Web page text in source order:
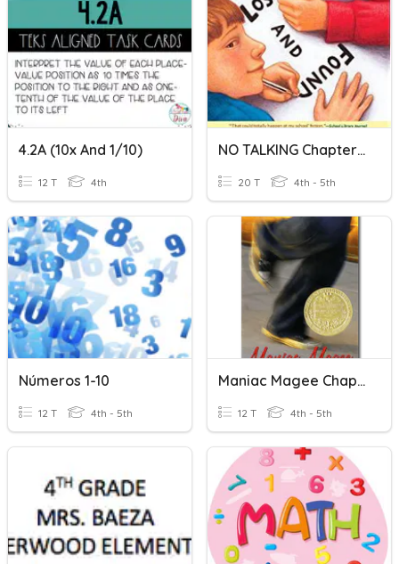
4.2A (10x And 1/10)
12 T 4th
NO TALKING Chapters 1-10
20 T 4th - 5th
Números 1-10
12 T 4th - 5th
Maniac Magee Chaps. 1-10
12 T 4th - 5th